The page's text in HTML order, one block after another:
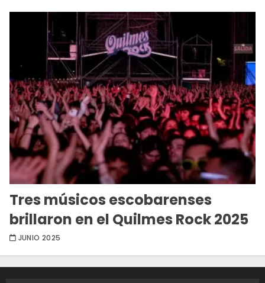
Tres músicos escobarenses
brillaron en el Quilmes Rock 2025
JUNIO 2025